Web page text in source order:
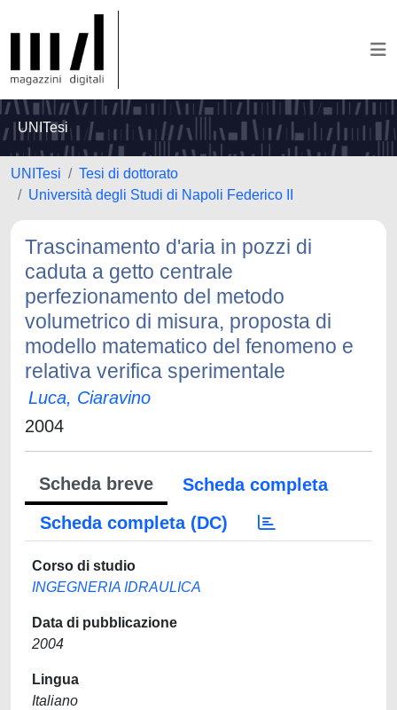
UNITesi
UNITesi
Tesi di dottorato
Università degli Studi di Napoli Federico II
Trascinamento d'aria in pozzi di
caduta a getto centrale
perfezionamento del metodo
volumetrico di misura, proposta di
modello matematico del fenomeno e
relativa verifica sperimentale
Luca, Ciaravino
2004
Scheda breve
Scheda completa
Scheda completa (DC)
Corso di studio
INGEGNERIA IDRAULICA
Data di pubblicazione
2004
Lingua
Italiano